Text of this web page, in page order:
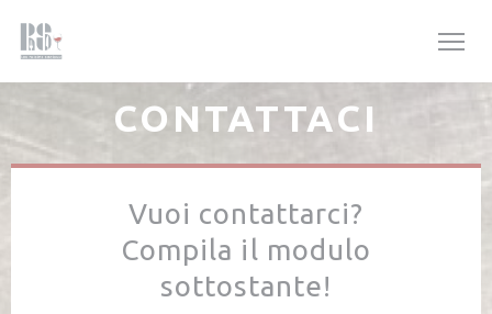
CONTATTACI
Vuoi contattarci?
Compila il modulo
sottostante!